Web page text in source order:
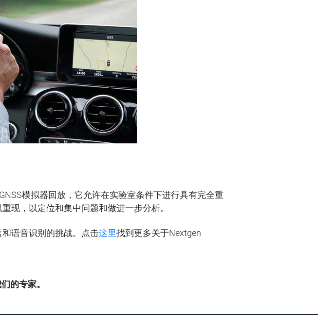
模拟器回放，它允许在实验室条件下进行具有完全重
现，以定位和集中问题和做进一步分析。
和语音识别的挑战。点击这里找到更多关于Nextgen
的专家。